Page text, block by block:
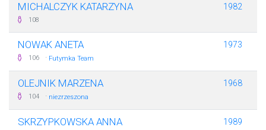
MICHALCZYK KATARZYNA
108
1982
NOWAK ANETA
106 · Futymka Team
1973
OLEJNIK MARZENA
104 · niezrzeszona
1968
SKRZYPKOWSKA ANNA 1989